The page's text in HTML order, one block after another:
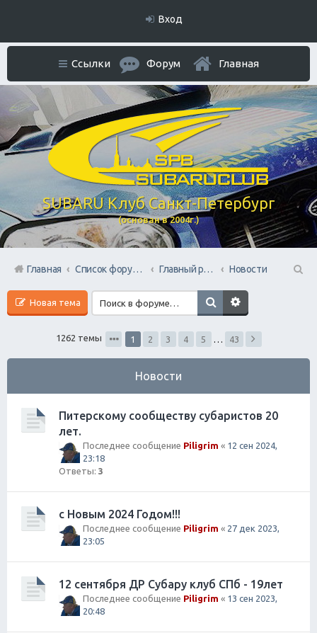
Вход
SUBARU Клуб Санкт-Петербург
(основан в 2004г.)
Ссылки Форум Главная
Главная Список форумов Главный раздел
Новости
Новая тема
1262 темы 1 2 3 4 5 43
Новости
Питерскому сообществу субаристов 20
лет.
Последнее сообщение Piligrim « 12 сен 2024,
23:18
Ответы: 3
с Новым 2024 Годом!!!
Последнее сообщение Piligrim « 27 дек 2023,
23:05
12 сентября ДР Субару клуб СПб - 19лет
Последнее сообщение Piligrim « 13 сен 2023,
20:48